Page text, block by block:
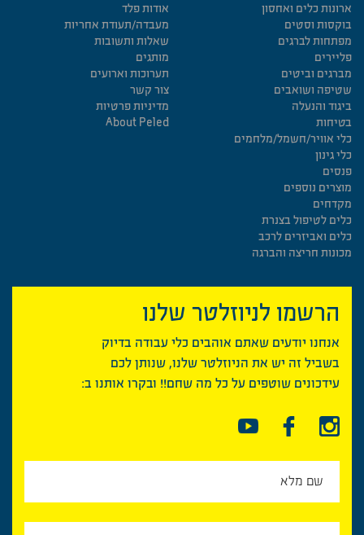
ארונות כלים ואחסון
בוקסות וסטים
מפתחות לברגים
פליירים
מברגים וביטים
שטיפה ושואבים
ביגוד והנעלה
בטיחות
כלי אוויר/חשמל/מלחמים
כלי גינון
פנסים
מוצרים נוספים
מקדחים
כלים לטיפול בצנרת
כלים ואביזרים לרכב
מכונות חריצה והברגה
אודות פלד
מעבדה/תעודת אחריות
שאלות ותשובות
מותגים
תערוכות וארועים
צור קשר
מדיניות פרטיות
About Peled
הרשמו לניוזלטר שלנו
אנחנו יודעים שאתם אוהבים כלי עבודה בדיוק
בשביל זה יש את הניוזלטר שלנו, שנותן לכם
עידכונים שוטפים על כל מה שחם!! ובקרו אותנו ב: